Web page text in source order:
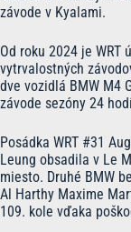
závode v Kyalami.
Od roku 2024 je
vytrvalostných
dve vozidlá BMW M4
závode sezóny 24
Posádka WRT #31
Leung obsadila v Le
miesto. Druhé BMW
Al Harthy Maxime
109. kole vďaka